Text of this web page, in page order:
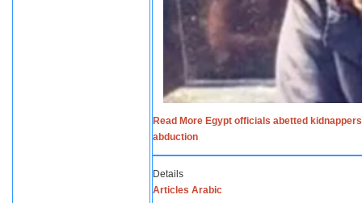
Read More Egypt officials abetted
abduction
Details
Articles Arabic